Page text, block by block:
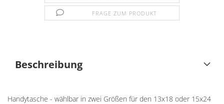
FRAGE ZUM PRODUKT
Beschreibung
Handytasche - wählbar in zwei Größen für den 13x18 oder 15x24